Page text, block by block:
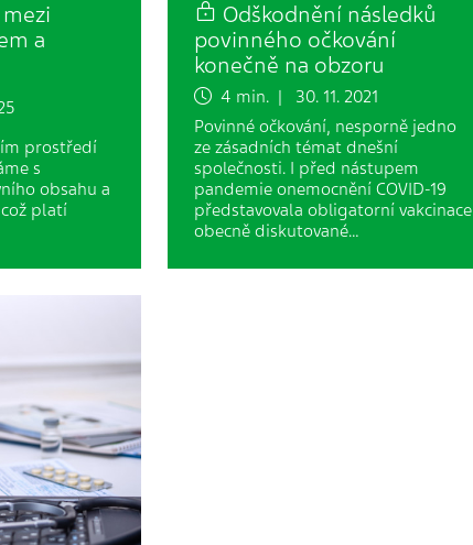
a
prostředí
s
obsahu a
platí
Odškodnění následků
povinného očkování
konečně na obzoru
4 min. | 30. 11. 2021
Povinné očkování, nesporně jedno
ze zásadních témat dnešní
společnosti. I před nástupem
pandemie onemocnění COVID-19
představovala obligatorní vakcinace
obecně diskutované…